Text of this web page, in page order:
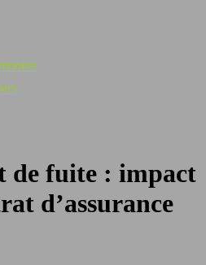
de fuite : impact
d’assurance